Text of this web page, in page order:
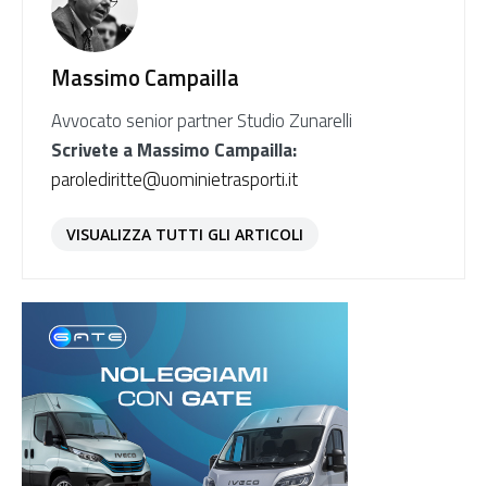
Massimo Campailla
Avvocato senior partner Studio Zunarelli
Scrivete a Massimo Campailla:
parolediritte@uominietrasporti.it
VISUALIZZA TUTTI GLI ARTICOLI